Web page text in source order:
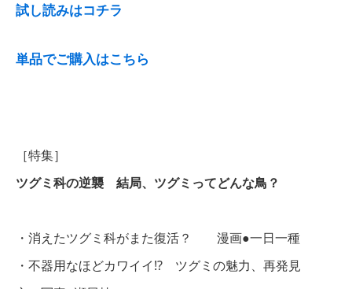
試し読みはコチラ
単品でご購入はこちら
［特集］
ツグミ科の逆襲 結局、ツグミってどんな鳥？
・消えたツグミ科がまた復活？ 漫画●一日一種
・不器用なほどカワイイ!? ツグミの魅力、再発見